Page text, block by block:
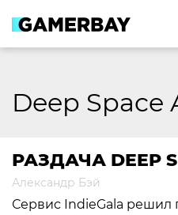
content
Deep Space
РАЗДАЧА DEEP
Александр Бэй
Сервис IndieGala решил